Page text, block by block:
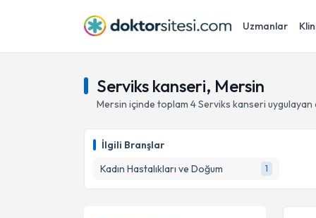
Uzmanlar
Serviks kanseri, Mersin
Mersin içinde toplam 4Serviks kanseri uygulayan
İlgili Branşlar
Kadın Hastalıkları ve Doğum
1